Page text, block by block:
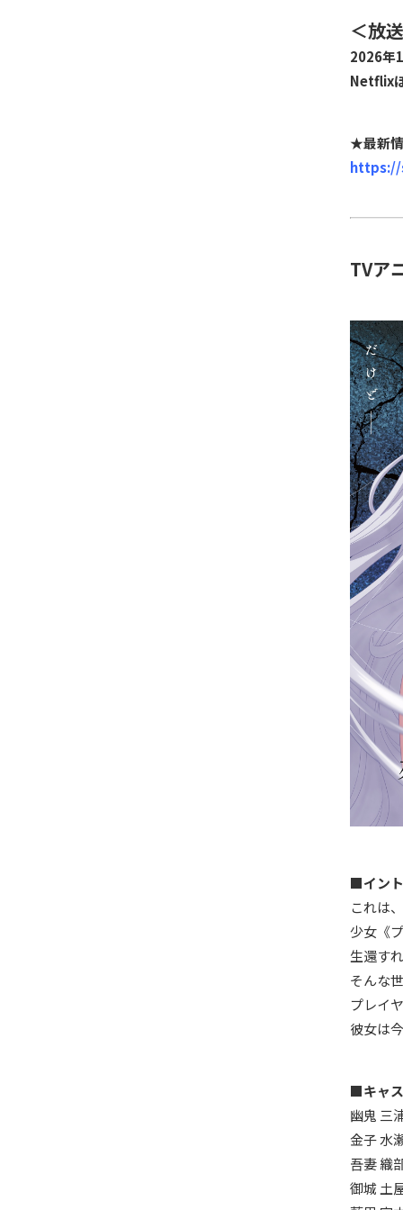
＜放
2026年
Netflix
★最新
https://
TVア
■イン
これは
少女《
生還す
そんな
プレイ
彼女は
■キャ
幽鬼 三
金子 水
吾妻 織
御城 土